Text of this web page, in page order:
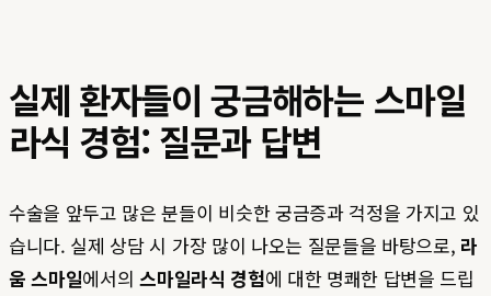
실제 환자들이 궁금해하는 스마일
라식 경험: 질문과 답변
수술을 앞두고 많은 분들이 비슷한 궁금증과 걱정을 가지고 있
습니다. 실제 상담 시 가장 많이 나오는 질문들을 바탕으로, 라
움 스마일에서의스마일라식 경험에 대한 명쾌한 답변을 드립